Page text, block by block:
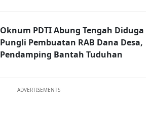
Oknum PDTI Abung Tengah Diduga
Pungli Pembuatan RAB Dana Desa,
Pendamping Bantah Tuduhan
ADVERTISEMENTS